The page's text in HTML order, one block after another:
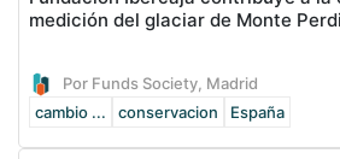
medición del glaciar de Monte
Por Funds Society, Madrid
cambio ...
conservacion España